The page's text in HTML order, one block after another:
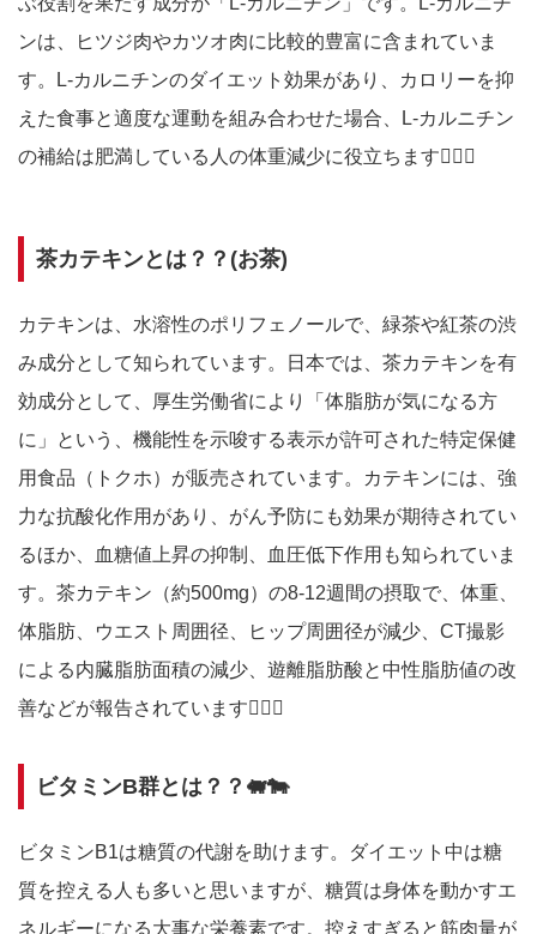
ンは、ヒツジ肉やカツオ肉に比較的豊富に含まれていま
す。L-カルニチンのダイエット効果があり、カロリーを抑
えた食事と適度な運動を組み合わせた場合、L-カルニチン
の補給は肥満している人の体重減少に役立ちます🙆🏻‍♀️
茶カテキンとは？？(お茶)
カテキンは、水溶性のポリフェノールで、緑茶や紅茶の渋
み成分として知られています。日本では、茶カテキンを有
効成分として、厚生労働省により「体脂肪が気になる方
に」という、機能性を示唆する表示が許可された特定保健
用食品（トクホ）が販売されています。カテキンには、強
力な抗酸化作用があり、がん予防にも効果が期待されてい
るほか、血糖値上昇の抑制、血圧低下作用も知られていま
す。茶カテキン（約500mg）の8-12週間の摂取で、体重、
体脂肪、ウエスト周囲径、ヒップ周囲径が減少、CT撮影
による内臓脂肪面積の減少、遊離脂肪酸と中性脂肪値の改
善などが報告されています🙆🏻‍♀️
ビタミンB群とは？？🐖🐄
ビタミンB1は糖質の代謝を助けます。ダイエット中は糖
質を控える人も多いと思いますが、糖質は身体を動かすエ
ネルギーになる大事な栄養素です。控えすぎると筋肉量が